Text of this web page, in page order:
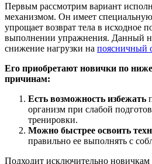
Первым рассмотрим вариант
механизмом. Он имеет
упрощает возврат тела в исходное
выполнении упражнения. Данный
снижение нагрузки на поясничный
Его приобретают новички по
причинам:
Есть возможность избежать
организм при слабой
тренировки.
Можно быстрее освоить
правильно ее выполнять с
Подходит исключительно новичкам